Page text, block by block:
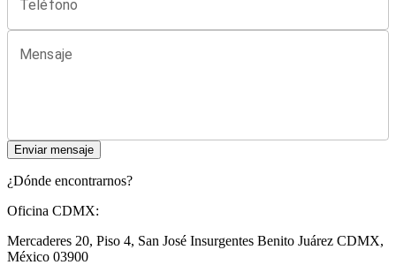
Teléfono
Mensaje
Enviar mensaje
¿Dónde encontrarnos?
Oficina CDMX:
Mercaderes 20, Piso 4, San José Insurgentes Benito Juárez CDMX,
México 03900